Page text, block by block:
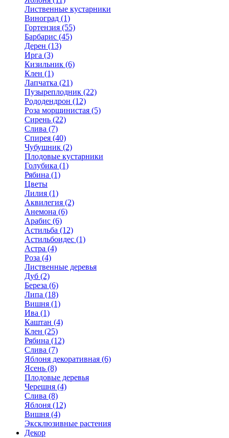
Лиственные кустарники
Виноград (1)
Гортензия (55)
Барбарис (45)
Дерен (13)
Ирга (3)
Кизильник (6)
Клен (1)
Лапчатка (21)
Пузыреплодник (22)
Рододендрон (12)
Роза морщинистая (5)
Сирень (22)
Слива (7)
Спирея (40)
Чубушник (2)
Плодовые кустарники
Голубика (1)
Рябина (1)
Цветы
Лилия (1)
Аквилегия (2)
Анемона (6)
Арабис (6)
Астильба (12)
Астильбоидес (1)
Астра (4)
Роза (4)
Лиственные деревья
Дуб (2)
Береза (6)
Липа (18)
Вишня (1)
Ива (1)
Каштан (4)
Клен (25)
Рябина (12)
Слива (7)
Яблоня декоративная (6)
Ясень (8)
Плодовые деревья
Черешня (4)
Слива (8)
Яблоня (12)
Вишня (4)
Эксклюзивные растения
Декор